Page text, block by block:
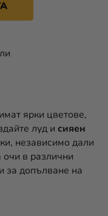
ярки цветове,
луд и сияен
независимо дали
очи в различни
за допълване на